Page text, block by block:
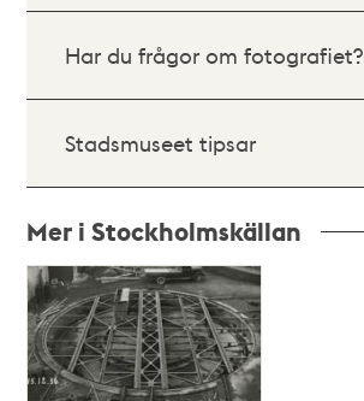
Har du frågor om fotografiet?
Stadsmuseet tipsar
Mer i Stockholmskällan
Relaterade
poster
och
teman